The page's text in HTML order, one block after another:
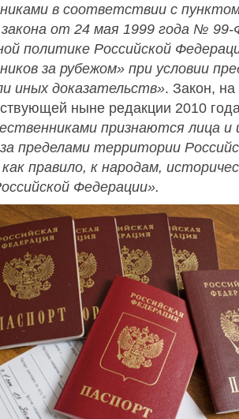
в соответствии с
закона от 24 мая 1999 года №
политике Российской
за рубежом» при условии
иных доказательств». Закон,
ныне редакции 2010
признаются лица и
пределами территории
правило, к народам,
Федерации».